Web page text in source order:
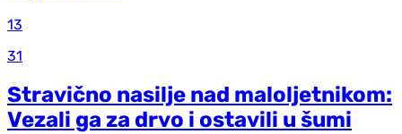
13
31
Stravično nasilje nad maloljetnikom:
Vezali ga za drvo i ostavili u šumi